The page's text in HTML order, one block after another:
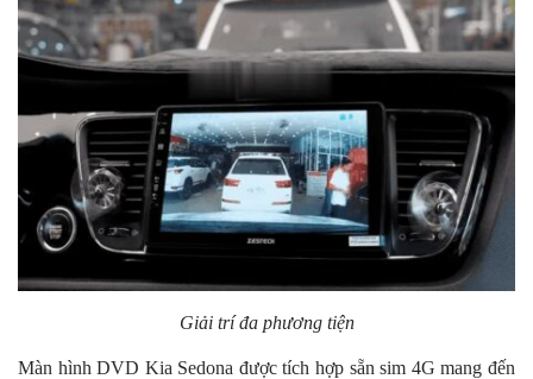
Giải trí đa phương tiện
Màn hình DVD Kia Sedona được tích hợp sẵn sim 4G mang đến